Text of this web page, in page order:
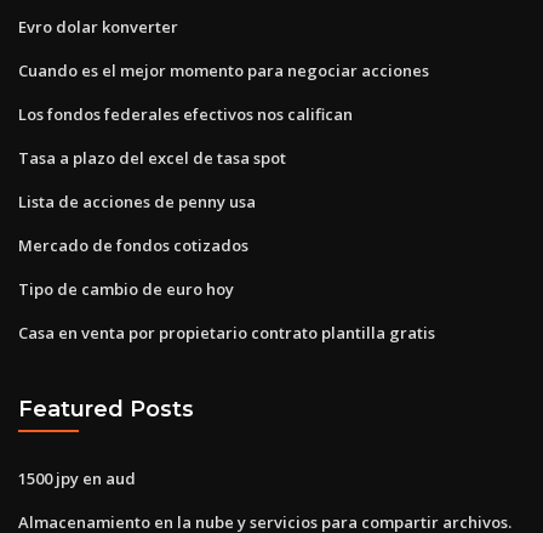
Evro dolar konverter
Cuando es el mejor momento para negociar acciones
Los fondos federales efectivos nos califican
Tasa a plazo del excel de tasa spot
Lista de acciones de penny usa
Mercado de fondos cotizados
Tipo de cambio de euro hoy
Casa en venta por propietario contrato plantilla gratis
Featured Posts
1500 jpy en aud
Almacenamiento en la nube y servicios para compartir archivos.